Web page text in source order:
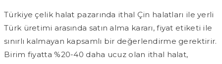
Türkiye çelik halat pazarında ithal Çin halatları ile yerli
Türk üretimi arasında satın alma kararı, fiyat etiketi ile
sınırlı kalmayan kapsamlı bir değerlendirme gerektirir.
Birim fiyatta %20-40 daha ucuz olan ithal halat,